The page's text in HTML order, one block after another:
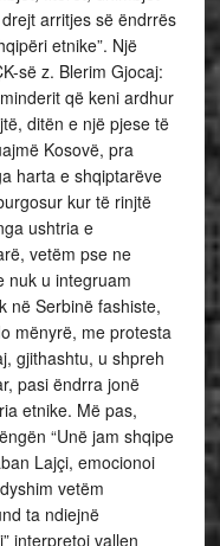
arritjes së ëndrrës
etnike”. Një
së z. Blerim Gjocaj:
që keni ardhur
ditën e një pjese të
Kosovë, pra
harta e shqiptarëve
kur të rinjtë
ushtria e
vetëm pse ne
nuk u integruam
në Serbinë fashiste,
mënyrë, me protesta
gjithashtu, u shpreh
pasi ëndrra jonë
etnike. Më pas,
“Unë jam shqipe
Lajçi, emocionoi
vetëm
ta ndiejnë
interpretoi vallen